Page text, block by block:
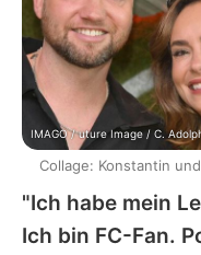
"Ich habe mein
Ich bin FC-Fan.
IMAGO / uture Image / C.
Collage: Konstantin